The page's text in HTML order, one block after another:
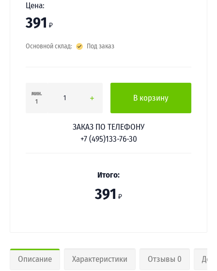
Цена:
391 ₽
Основной склад: Под заказ
мин.
1
В корзину
ЗАКАЗ ПО ТЕЛЕФОНУ
+7 (495)133-76-30
Итого:
391 ₽
Описание Характеристики Отзывы 0